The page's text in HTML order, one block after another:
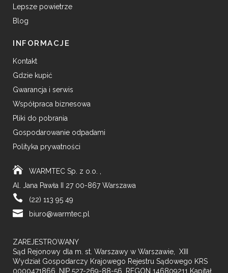
Lepsze powietrze
Blog
INFORMACJE
Kontakt
Gdzie kupić
Gwarancja i serwis
Współpraca biznesowa
Pliki do pobrania
Gospodarowanie odpadami
Polityka prywatności
WARMTEC Sp. z o.o. ,
Al. Jana Pawła II 27 00-867 Warszawa
(22) 113 95 49
biuro@warmtec.pl
ZAREJESTROWANY
Sąd Rejonowy dla m. st. Warszawy w Warszawie, XIII
Wydział Gospodarczy Krajowego Rejestru Sądowego KRS
0000471866, NIP 527-269-88-56, REGON 146809211 Kapitał